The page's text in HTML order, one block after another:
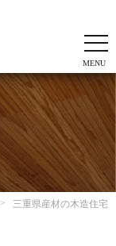
三重県産材の木造住宅